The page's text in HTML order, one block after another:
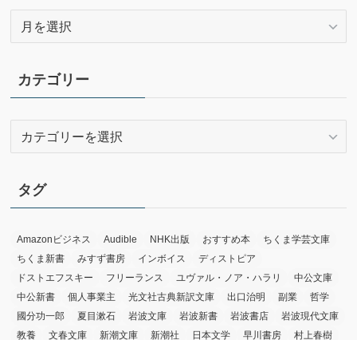
イ
ブ
カテゴリー
リ
ー
タグ
Amazonビジネス Audible NHK出版 おすすめ本
ちくま学芸文庫
ちくま新書
みすず書房 インボイス
ディストピア
ドストエフスキー
フリーランス ユヴァル・ノア・ハラリ
中公文庫
中公新書
個人事業主 光文社古典新訳文庫 出口治明 副業
哲学
國分功一郎
夏目漱石 岩波文庫 岩波新書 岩波書店
岩波現代文庫
教養
文春文庫 新潮文庫 新潮社 日本文学 早川書房 村上春樹